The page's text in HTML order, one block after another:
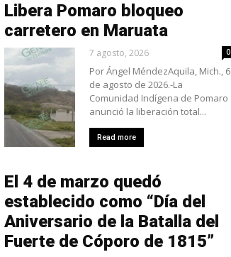
Libera Pomaro bloqueo
carretero en Maruata
7 agosto, 2026 0
Por Ángel MéndezAquila, Mich., 6
de agosto de 2026.-La
Comunidad Indígena de Pomaro
anunció la liberación total...
Read more
El 4 de marzo quedó
establecido como “Día del
Aniversario de la Batalla del
Fuerte de Cóporo de 1815”